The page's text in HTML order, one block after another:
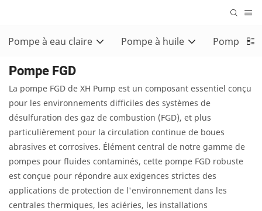
Pompe à eau claire Pompe à huile Pompe
Pompe FGD
La pompe FGD de XH Pump est un composant essentiel conçu
pour les environnements difficiles des systèmes de
désulfuration des gaz de combustion (FGD), et plus
particulièrement pour la circulation continue de boues
abrasives et corrosives. Élément central de notre gamme de
pompes pour fluides contaminés, cette pompe FGD robuste
est conçue pour répondre aux exigences strictes des
applications de protection de l'environnement dans les
centrales thermiques, les aciéries, les installations